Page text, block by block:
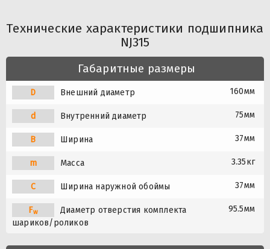
Технические характеристики подшипника
NJ315
Габаритные размеры
D Внешний диаметр 160мм
d Внутренний диаметр 75мм
B Ширина 37мм
m Масса 3.35кг
C Ширина наружной обоймы 37мм
Fw
Диаметр отверстия комплекта
шариков/роликов
95.5мм